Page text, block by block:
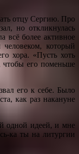
отцу Сергию. Про
но откликнулась
всё более активное
который
хора. «Пусть хоть
чтобы его поменьше
его к себе. Было
как раз накануне
одной идеей, и мне
ка ты на литургии